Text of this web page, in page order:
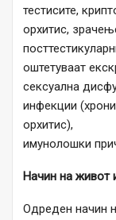
тестисите,
орхитис,
оштетуваат
сексуална
инфекции
орхитис),
имунолошки
Начин на живот
Одреден начин